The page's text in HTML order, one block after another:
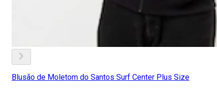
Blusão de Moletom do Santos Surf Center Plus Size